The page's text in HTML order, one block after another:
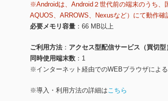
※Androidは、Android２世代前の端末のうち、
AQUOS、ARROWS、Nexusなど）にて動作確
必要メモリ容量
66 MB以上
ご利用方法
アクセス型配信サービス（買切型
同時使用端末数
1
※インターネット経由でのWEBブラウザによ
※導入・利用方法の詳細はこちら